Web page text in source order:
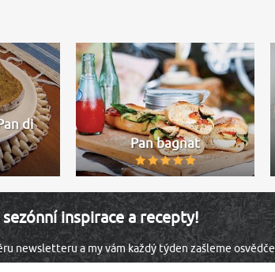
di
Pan bagnat
inspirace a recepty!
newsletteru a my vám každý týden zašleme